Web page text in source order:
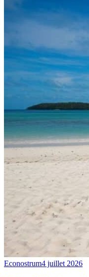
Econostrum4 juillet 2026